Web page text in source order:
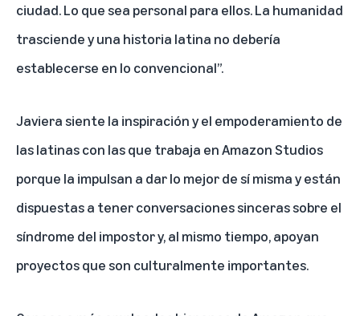
ciudad. Lo que sea personal para ellos. La humanidad
trasciende y una historia latina no debería
establecerse en lo convencional”.
Javiera siente la inspiración y el empoderamiento de
las latinas con las que trabaja en Amazon Studios
porque la impulsan a dar lo mejor de sí misma y están
dispuestas a tener conversaciones sinceras sobre el
síndrome del impostor y, al mismo tiempo, apoyan
proyectos que son culturalmente importantes.